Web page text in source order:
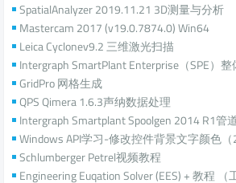
SpatialAnalyzer 2019.11.21 3D测量与分析
Mastercam 2017 (v19.0.7874.0) Win64
Leica Cyclonev9.2 三维激光扫描
Intergraph SmartPlant Enterprise（SPE）
GridPro 网格生成
QPS Qimera 1.6.3声纳数据处理
Intergraph Smartplant Spoolgen 2014 R1管
Windows API学习-修改控件背景文字颜色（2
Schlumberger Petrel视频教程
Engineering Euqation Solver (EES) + 教程 （